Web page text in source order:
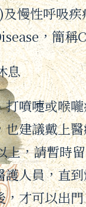
慢性呼吸
，簡稱
息
打噴嚏或喉
也建議戴上
上，請暫時
護人員，直
，才可以出